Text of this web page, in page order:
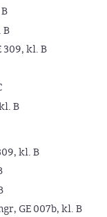
B
309, kl. B
B
kl. B
GE 007b, kl. B